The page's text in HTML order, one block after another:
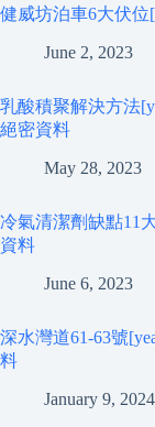
健威坊泊車6大伏
June 2, 2023
乳酸積聚解決方法
絕密資料
May 28, 2023
冷氣清潔劑缺點11
資料
June 6, 2023
深水灣道61-63號
料
January 9, 2024